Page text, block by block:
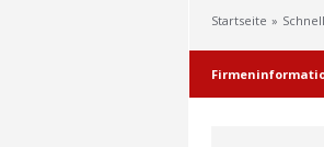
Startseite